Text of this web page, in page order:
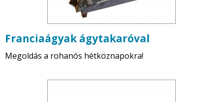
Franciaágyak ágytakaróval
Megoldás a rohanós hétköznapokra!